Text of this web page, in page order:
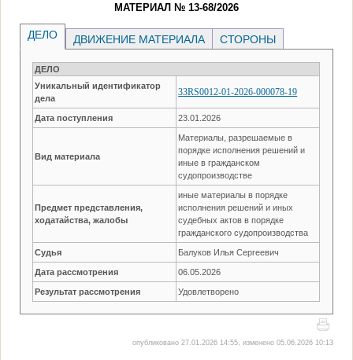
МАТЕРИАЛ № 13-68/2026
ДЕЛО ДВИЖЕНИЕ МАТЕРИАЛА СТОРОНЫ
ДЕЛО
Уникальный идентификатор
дела
33RS0012-01-2026-000078-19
Дата поступления 23.01.2026
Вид материала
Материалы, разрешаемые в
порядке исполнения решений и
иные в гражданском
судопроизводстве
Предмет представления,
ходатайства, жалобы
иные материалы в порядке
исполнения решений и иных
судебных актов в порядке
гражданского судопроизводства
Судья Балуков Илья Сергеевич
Дата рассмотрения 06.05.2026
Результат рассмотрения Удовлетворено
опубликовано 27.01.2026 14:55, изменено 05.06.2026 10:13